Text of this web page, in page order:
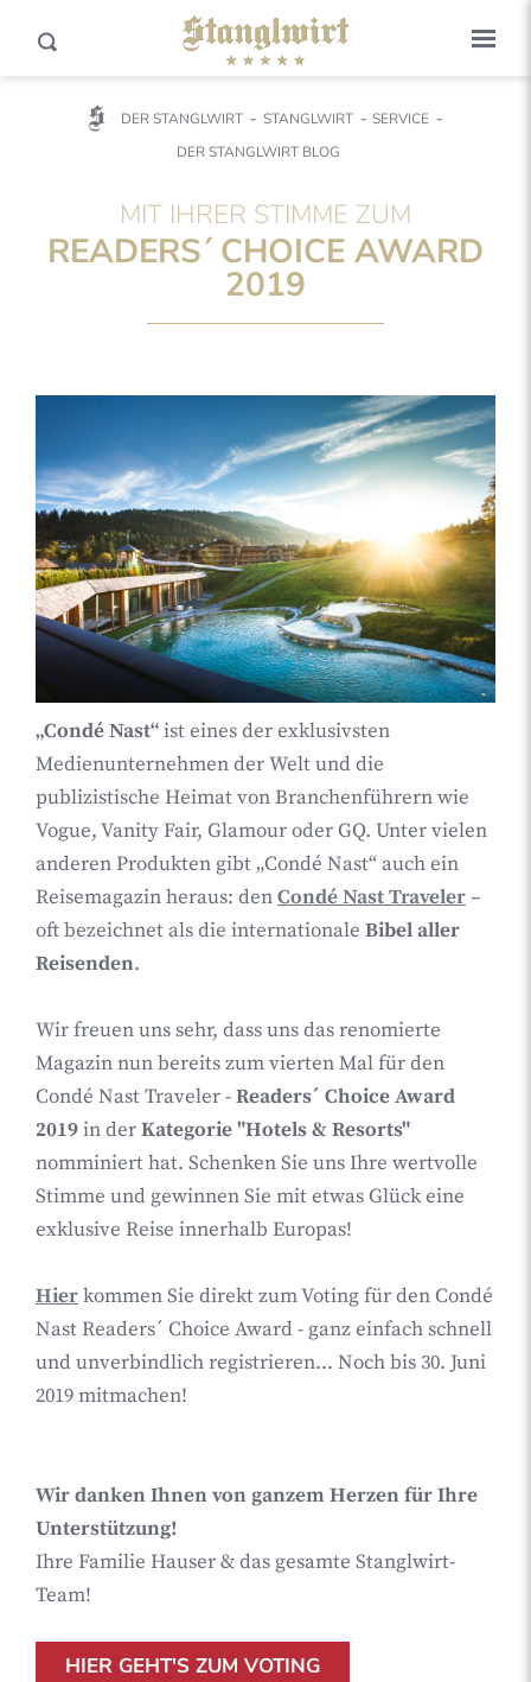
DER STANGLWIRT STANGLWIRT
SERVICE
DER STANGLWIRT BLOG
MIT IHRER STIMME ZUM
READERS´ CHOICE AWARD
2019
„Condé Nast“ist eines der exklusivsten
Medienunternehmen der Welt und die
publizistische Heimat von Branchenführern wie
Vogue, Vanity Fair, Glamour oder GQ. Unter vielen
anderen Produkten gibt „Condé Nast“ auch ein
Reisemagazin heraus: denCondé Nast Traveler–
oft bezeichnet als die internationale Bibel aller
Reisenden.
Wir freuen uns sehr, dass uns das renomierte
Magazin nun bereits zum vierten Mal für den
Condé Nast Traveler -Readers´ Choice Award
2019in derKategorie "Hotels & Resorts"
nomminiert hat. Schenken Sie uns Ihre wertvolle
Stimme und gewinnen Sie mit etwas Glück eine
exklusive Reise innerhalb Europas!
Hierkommen Sie direkt zum Voting für den Condé
Nast Readers´ Choice Award - ganz einfach schnell
und unverbindlich registrieren... Noch bis 30. Juni
2019 mitmachen!
Wir danken Ihnen von ganzem Herzen für Ihre
Unterstützung!
Ihre Familie Hauser & das gesamte Stanglwirt-
Team!
HIER GEHT'S ZUM VOTING